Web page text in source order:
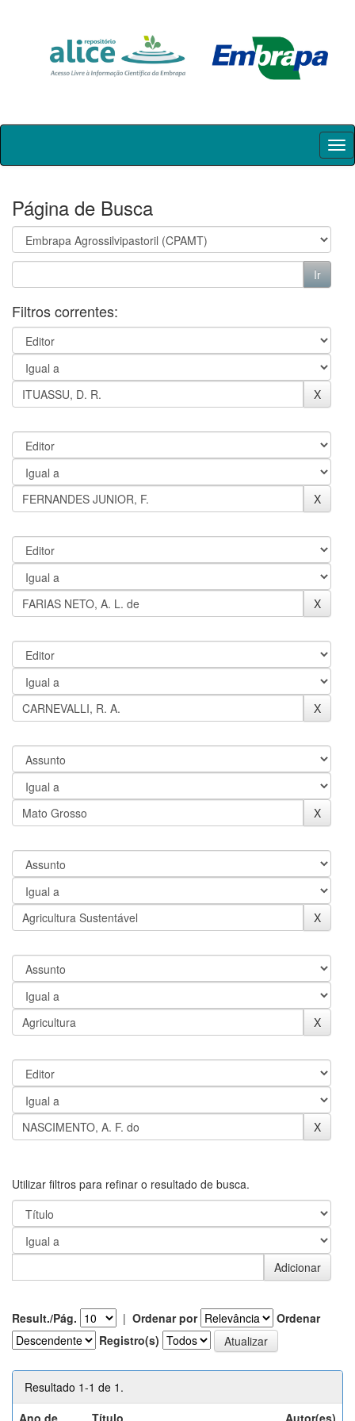
Skip
Página de Busca
Filtros correntes:
Utilizar filtros para refinar o resultado de busca.
Result./Pág. | Ordenar por
Ordenar
Registro(s)
Resultado 1-1 de 1.
Ano de
Título Autor(es)